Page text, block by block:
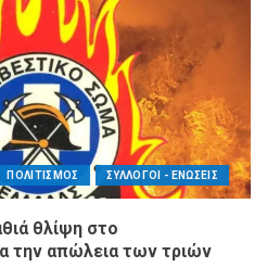
ΠΟΛΙΤΙΣΜΟΣ ΣΥΛΛΟΓΟΙ - ΕΝΩΣΕΙΣ
θλίψη στο
την απώλεια των τριών